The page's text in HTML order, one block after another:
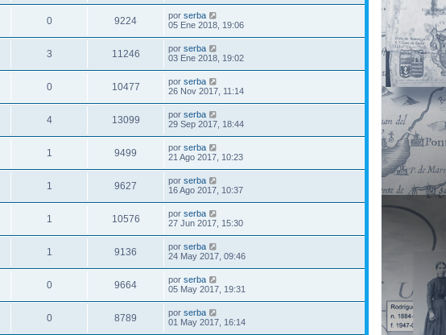
0 9224 por serba
05 Ene 2018, 19:06
3 11246 por serba
03 Ene 2018, 19:02
0 10477 por serba
26 Nov 2017, 11:14
4 13099 por serba
29 Sep 2017, 18:44
1 9499 por serba
21 Ago 2017, 10:23
1 9627 por serba
16 Ago 2017, 10:37
1 10576 por serba
27 Jun 2017, 15:30
1 9136 por serba
24 May 2017, 09:46
0 9664 por serba
05 May 2017, 19:31
0 8789 por serba
01 May 2017, 16:14